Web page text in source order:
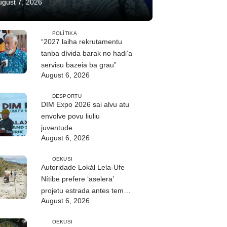
7, 2026
POLÍTIKA
“2027 laiha rekrutamentu
tanba dívida barak no hadi’a
servisu bazeia ba grau”
August 6, 2026
DESPORTU
DIM Expo 2026 sai alvu atu
envolve povu liuliu
juventude
August 6, 2026
OEKUSI
Autoridade Lokál Lela-Ufe
Nítibe prefere ‘aselera’
projetu estrada antes tempu
udan
August 6, 2026
OEKUSI